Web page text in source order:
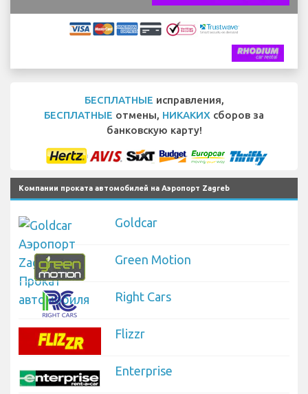
БЕСПЛАТНЫЕ исправления,
БЕСПЛАТНЫЕ отмены, НИКАКИХ сборов за
банковскую карту!
Компании проката автомобилей на Аэропорт Zagreb
Goldcar
Green Motion
Right Cars
Flizzr
Enterprise